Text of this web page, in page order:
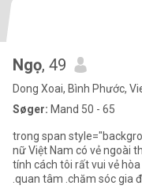
Ngọ, 49
Dong Xoai, Bình Phước,
Søger: Mand 50 - 65
trong span
nữ Việt Nam có vẻ ngoài
tính cách tôi rất vui vẻ
.quan tâm .chăm sóc gia